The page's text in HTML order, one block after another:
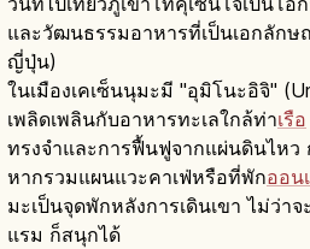
และวัฒนธรรมอาหารที่เป็นเอกลักษ
ญี่ปุ่น)
ในเมืองเคเซ็นนุมะมี "อุมิโนะอิจิ"
เพลิดเพลินกับอาหารทะเลใกล้ท่าเรือ
ทรงจำและการฟื้นฟูจากแผ่นดินไหว
หากรวมแผนแวะคาเฟ่หรือที่พักออน
มะเป็นจุดพักหลังการเดินเขา ไม่ว่า
แรม ก็สนุกได้